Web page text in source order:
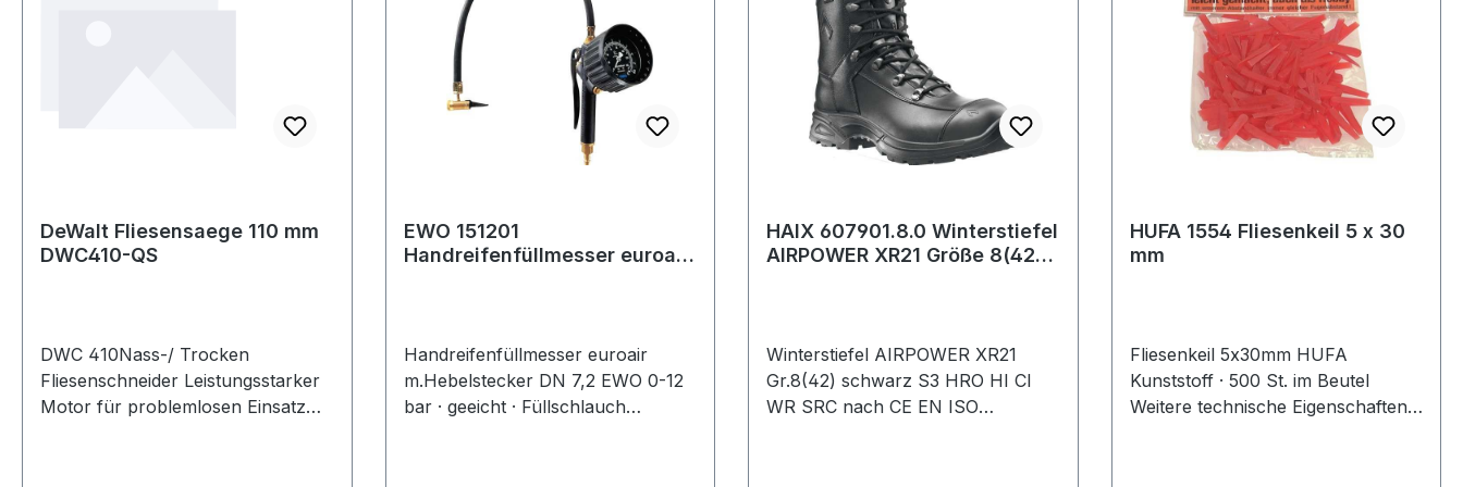
Stahlrohr, flach auslaufend, kipp-
und stolpersicher · mit lastabhängig
gebremsten Sicherheits-
Doppelrollen für harte Böden
Stahlrohr, flach auslaufend, kipp-
und stolpersicher · mit lastabhängig
gebremsten Sicherheits-
Doppelrollen für harte Böden
DeWalt Fliesensaege 110 mm
DWC410-QS
DWC 410Nass-/ Trocken
Fliesenschneider Leistungsstarker
Motor für problemlosen Einsatz
EWO 151201
Handreifenfüllmesser euroair
Handreifenfüllmesser euroair
m.Hebelstecker DN 7,2 EWO 0-12
bar · geeicht · Füllschlauch
HAIX 607901.8.0 Winterstiefel
AIRPOWER XR21 Größe 8(42)
Winterstiefel AIRPOWER XR21
Gr.8(42) schwarz S3 HRO HI CI
WR SRC nach CE EN ISO
HUFA 1554 Fliesenkeil 5 x 30
mm
Fliesenkeil 5x30mm HUFA
Kunststoff · 500 St. im Beutel
Weitere technische Eigenschaften: ·